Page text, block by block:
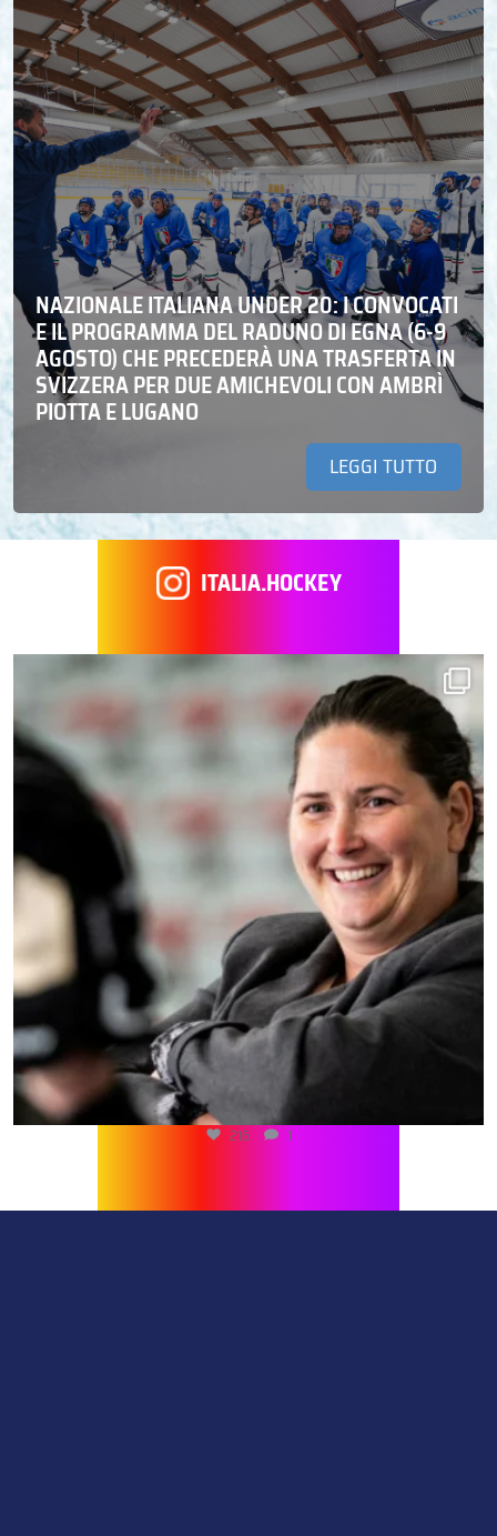
NAZIONALE ITALIANA UNDER 20: I CONVOCATI
E IL PROGRAMMA DEL RADUNO DI EGNA (6-9
AGOSTO) CHE PRECEDERÀ UNA TRASFERTA IN
SVIZZERA PER DUE AMICHEVOLI CON AMBRÌ
PIOTTA E LUGANO
LEGGI TUTTO
ITALIA.HOCKEY
216 1